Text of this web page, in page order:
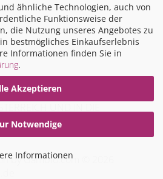
ähnliche Technologien, auch von
Funktionsweise der
die Nutzung unseres Angebotes zu
bestmögliches Einkaufserlebnis
Informationen finden Sie in
.
Akzeptieren
Notwendige
Informationen
by Gambio.com © 2026